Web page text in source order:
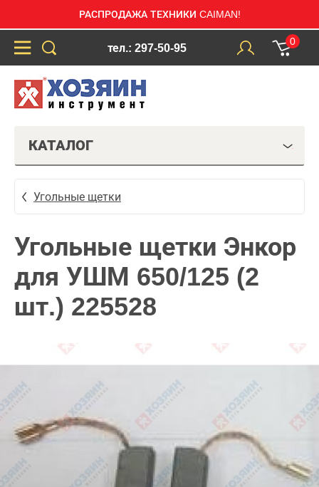
РАСПРОДАЖА ТЕХНИКИ CAIMAN!
тел.: 297-50-95
0
КАТАЛОГ
Угольные щетки
Угольные щетки Энкор
для УШМ 650/125 (2
шт.) 225528